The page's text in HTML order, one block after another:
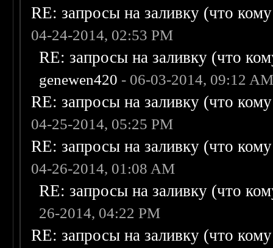
RE: запросы на заливку (что
04-24-2014, 02:53 PM
RE: запросы на заливку (что
genewen420 - 06-03-2014, 09:12
RE: запросы на заливку (что
04-25-2014, 05:25 PM
RE: запросы на заливку (что
04-26-2014, 01:08 AM
RE: запросы на заливку (что
26-2014, 04:22 PM
RE: запросы на заливку (что